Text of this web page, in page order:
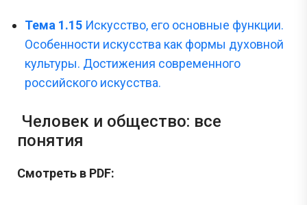
Тема 1.15 Искусство, его основные функции.
Особенности искусства как формы духовной
культуры. Достижения современного
российского искусства.
Человек и общество: все
понятия
Смотреть в PDF: